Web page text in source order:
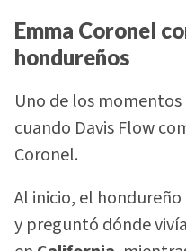
Emma Coronel
hondureños
Uno de los
cuando Davis Flow
Coronel.
Al inicio, el
y preguntó dónde